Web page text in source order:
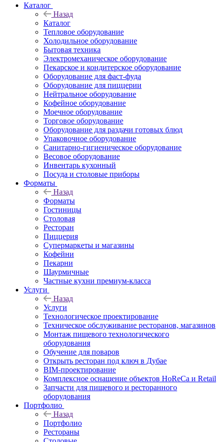
Каталог
Назад
Каталог
Тепловое оборудование
Холодильное оборудование
Бытовая техника
Электромеханическое оборудование
Пекарское и кондитерское оборудование
Оборудование для фаст-фуда
Оборудование для пиццерии
Нейтральное оборудование
Кофейное оборудование
Моечное оборудование
Торговое оборудование
Оборудование для раздачи готовых блюд
Упаковочное оборудование
Санитарно-гигиеническое оборудование
Весовое оборудование
Инвентарь кухонный
Посуда и столовые приборы
Форматы
Назад
Форматы
Гостиницы
Столовая
Ресторан
Пиццерия
Супермаркеты и магазины
Кофейни
Пекарни
Шаурмичные
Частные кухни премиум-класса
Услуги
Назад
Услуги
Технологическое проектирование
Техническое обслуживание ресторанов, магазинов
Монтаж пищевого технологического
оборудования
Обучение для поваров
Открыть ресторан под ключ в Дубае
BIM-проектирование
Комплексное оснащение объектов HoReCa и Retail
Запчасти для пищевого и ресторанного
оборудования
Портфолио
Назад
Портфолио
Рестораны